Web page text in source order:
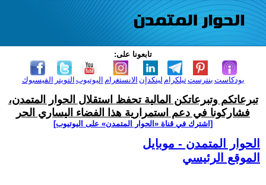
تابعونا على:
الفيسبوك التويتر اليوتيوب الانستغرام لينكدإن تيلكرامبنترست بودكاست
تبرعاتكم وتبرعاتكن المالية تحفظ استقلال الحوار المتمدن،
فشاركونا في دعم استمرارية هذا الفضاء اليساري الحر
[اشترك في قناة ‫«الحوار المتمدن» على اليوتيوب]
الحوار المتمدن - موبايل
الموقع الرئيسي